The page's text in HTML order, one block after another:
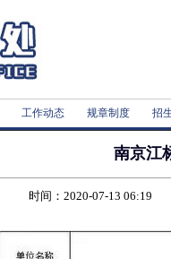
工作动态 规章制度 招
南京江
时间：2020-07-13